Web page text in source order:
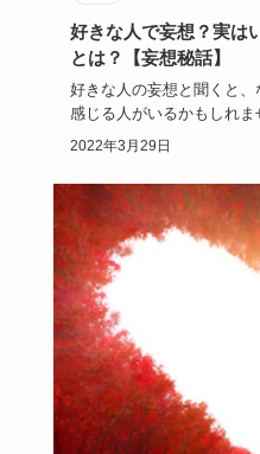
好きな人で妄想？実は
とは？【妄想秘話】
好きな人の妄想と聞くと
感じる人がいるかもしれ
ているのです！…
2022年3月29日